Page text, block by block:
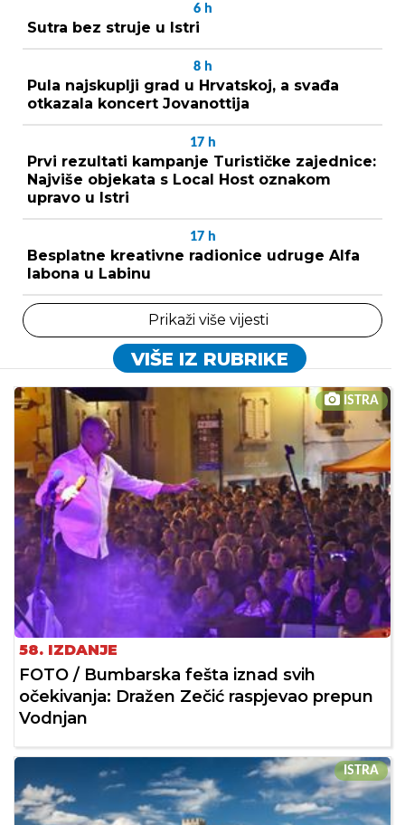
6 h
Sutra bez struje u Istri
8 h
Pula najskuplji grad u Hrvatskoj, a svađa
otkazala koncert Jovanottija
17 h
Prvi rezultati kampanje Turističke zajednice:
Najviše objekata s Local Host oznakom
upravo u Istri
17 h
Besplatne kreativne radionice udruge Alfa
labona u Labinu
Prikaži više vijesti
VIŠE IZ RUBRIKE
ISTRA
58. IZDANJE
FOTO / Bumbarska fešta iznad svih
očekivanja: Dražen Zečić raspjevao prepun
Vodnjan
ISTRA